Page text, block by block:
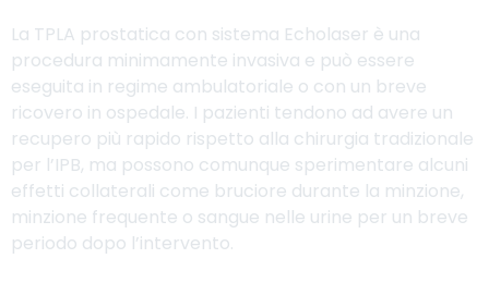
La TPLA prostatica con sistema Echolaser è una
procedura minimamente invasiva e può essere
eseguita in regime ambulatoriale o con un breve
ricovero in ospedale. I pazienti tendono ad avere un
recupero più rapido rispetto alla chirurgia tradizionale
per l’IPB, ma possono comunque sperimentare alcuni
effetti collaterali come bruciore durante la minzione,
minzione frequente o sangue nelle urine per un breve
periodo dopo l’intervento.